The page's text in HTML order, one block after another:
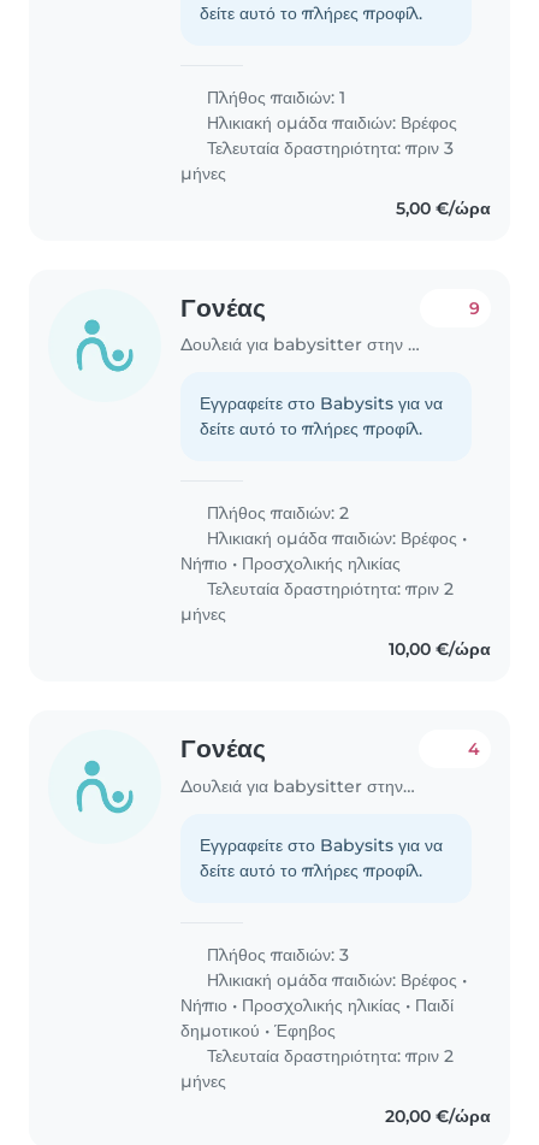
δείτε αυτό το πλήρες προφίλ.
Πλήθος παιδιών: 1
Ηλικιακή ομάδα παιδιών: Βρέφος
Τελευταία δραστηριότητα: πριν 3
μήνες
5,00 €/ώρα
Γονέας
Δουλειά για babysitter στην περιοχή Χανιά
9
Εγγραφείτε στο Babysits για να
δείτε αυτό το πλήρες προφίλ.
Πλήθος παιδιών: 2
Ηλικιακή ομάδα παιδιών: Βρέφος •
Νήπιο • Προσχολικής ηλικίας
Τελευταία δραστηριότητα: πριν 2
μήνες
10,00 €/ώρα
Γονέας
Δουλειά για babysitter στην περιοχή Χανιά
4
Εγγραφείτε στο Babysits για να
δείτε αυτό το πλήρες προφίλ.
Πλήθος παιδιών: 3
Ηλικιακή ομάδα παιδιών: Βρέφος •
Νήπιο • Προσχολικής ηλικίας • Παιδί
δημοτικού •Έφηβος
Τελευταία δραστηριότητα: πριν 2
μήνες
20,00 €/ώρα